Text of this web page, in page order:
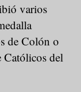
varios
de Colón o
del